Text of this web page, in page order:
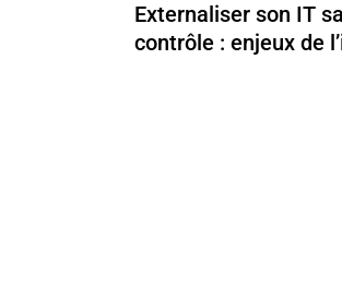
Externaliser son IT
contrôle : enjeux de